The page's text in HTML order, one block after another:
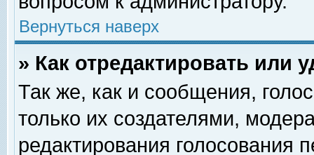
Вернуться наверх
» Как отредактировать или
Так же, как и сообщения,
только их создателями,
редактирования голосования